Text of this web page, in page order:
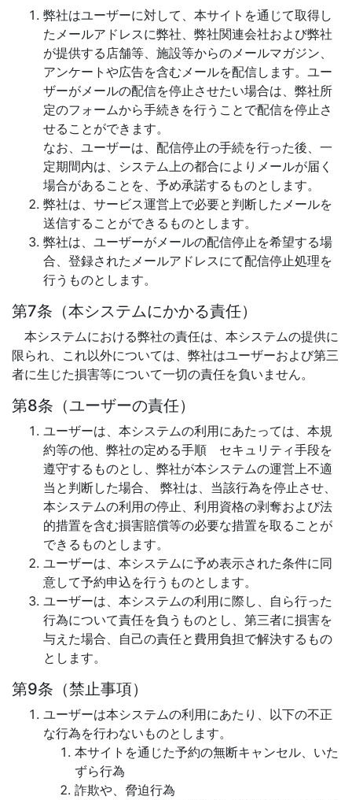
弊社はユーザーに対して、本サイトを通じて取得し
たメールアドレスに弊社、弊社関連会社および弊社
が提供する店舗等、施設等からのメールマガジン、
アンケートや広告を含むメールを配信します。ユー
ザーがメールの配信を停止させたい場合は、弊社所
定のフォームから手続きを行うことで配信を停止さ
せることができます。
なお、ユーザーは、配信停止の手続を行った後、一
定期間内は、システム上の都合によりメールが届く
場合があることを、予め承諾するものとします。
弊社は、サービス運営上で必要と判断したメールを
送信することができるものとします。
弊社は、ユーザーがメールの配信停止を希望する場
合、登録されたメールアドレスにて配信停止処理を
行うものとします。
第7条（本システムにかかる責任）
本システムにおける弊社の責任は、本システムの提供に
限られ、これ以外については、弊社はユーザーおよび第三
者に生じた損害等について一切の責任を負いません。
第8条（ユーザーの責任）
ユーザーは、本システムの利用にあたっては、本規
約等の他、弊社の定める手順 セキュリティ手段を
遵守するものとし、弊社が本システムの運営上不適
当と判断した場合、 弊社は、当該行為を停止させ、
本システムの利用の停止、利用資格の剥奪および法
的措置を含む損害賠償等の必要な措置を取ることが
できるものとします。
ユーザーは、本システムに予め表示された条件に同
意して予約申込を行うものとします。
ユーザーは、本システムの利用に際し、自ら行った
行為について責任を負うものとし、第三者に損害を
与えた場合、自己の責任と費用負担で解決するもの
とします。
第9条（禁止事項）
ユーザーは本システムの利用にあたり、以下の不正
な行為を行わないものとします。
本サイトを通じた予約の無断キャンセル、いた
ずら行為
詐欺や、脅迫行為